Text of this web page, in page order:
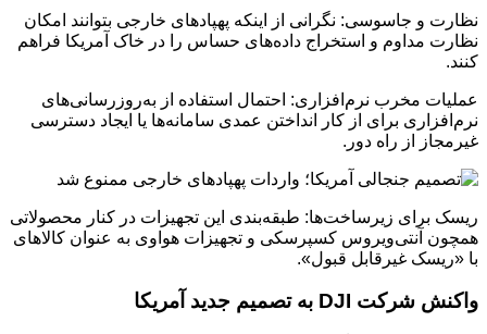
نظارت و جاسوسی: نگرانی از اینکه پهپادهای خارجی بتوانند امکان
نظارت مداوم و استخراج داده‌های حساس را در خاک آمریکا فراهم
کنند.
عملیات مخرب نرم‌افزاری: احتمال استفاده از به‌روزرسانی‌های
نرم‌افزاری برای از کار انداختن عمدی سامانه‌ها یا ایجاد دسترسی
غیرمجاز از راه دور.
ریسک برای زیرساخت‌ها: طبقه‌بندی این تجهیزات در کنار محصولاتی
همچون آنتی‌ویروس کسپرسکی و تجهیزات هواوی به عنوان کالاهای
با «ریسک غیرقابل قبول».
واکنش شرکت DJI به تصمیم جدید آمریکا